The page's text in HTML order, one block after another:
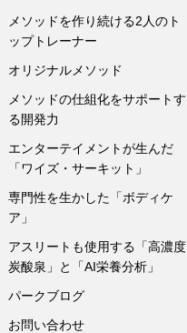
メソッドを作り続ける2人のト
ップトレーナー
オリジナルメソッド
メソッドの仕組化をサポートす
る開発力
エンターテイメントが生んだ
「ワイズ・サーキット」
専門性を生かした「ボディケ
ア」
アスリートも使用する「高濃度
炭酸泉」と「AI栄養分析」
パークブログ
お問い合わせ